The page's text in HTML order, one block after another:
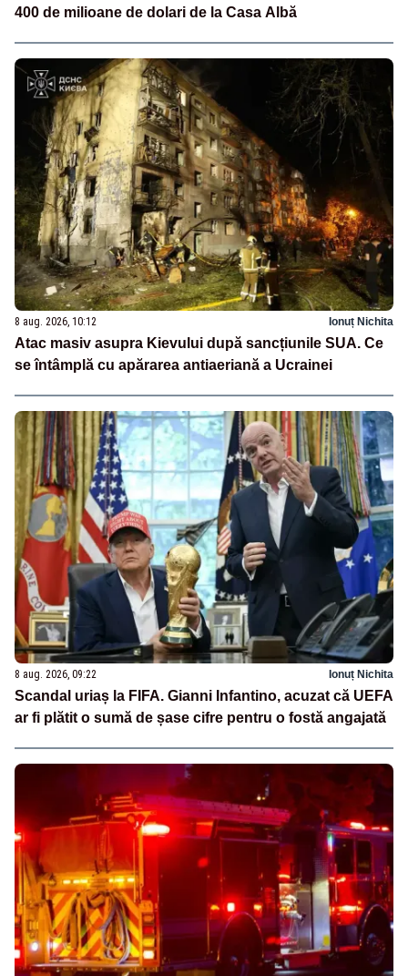
400 de milioane de dolari de la Casa Albă
8 aug. 2026, 10:12 Ionuț Nichita
Atac masiv asupra Kievului după sancțiunile SUA. Ce
se întâmplă cu apărarea antiaeriană a Ucrainei
8 aug. 2026, 09:22 Ionuț Nichita
Scandal uriaș la FIFA. Gianni Infantino, acuzat că UEFA
ar fi plătit o sumă de șase cifre pentru o fostă angajată